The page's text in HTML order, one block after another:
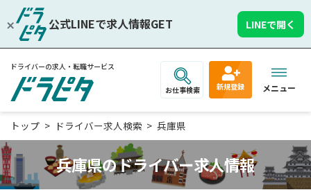
公式LINEで求人情報GET LINEで開く
ドライバーの求人・転職サービス
お仕事検索 新規登録 メニュー
トップ ドライバー求人検索 兵庫県
兵庫県のドライバー求人情報